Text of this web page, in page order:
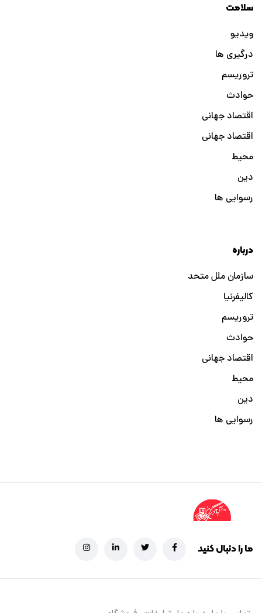
سلامت
ویدیو
درگیری ها
تروریسم
حوادث
اقتصاد جهانی
اقتصاد جهانی
محیط
دین
رسوایی ها
درباره
سازمان ملل متحد
کالیفرنیا
تروریسم
حوادث
اقتصاد جهانی
محیط
دین
رسوایی ها
ما را دنبال کنید